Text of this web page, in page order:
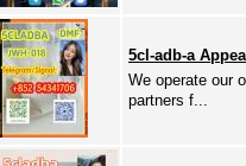
5cl-adb-a
We operate our
partners f...